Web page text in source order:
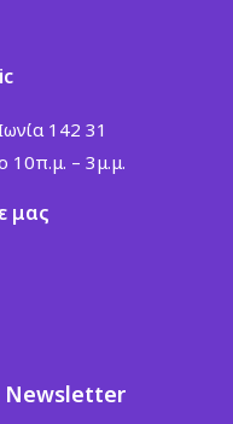
142 31
10π.μ. – 3μ.μ.
μας
Newsletter